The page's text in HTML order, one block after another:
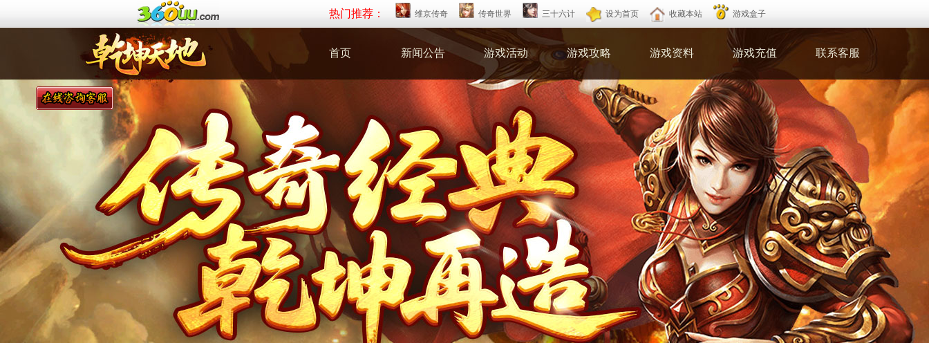
热门推荐： 维京传奇 传奇世界 三十六计 设为首页 收藏本站 游戏盒子
首页 新闻公告 游戏活动 游戏攻略 游戏资料 游戏充值 联系客服